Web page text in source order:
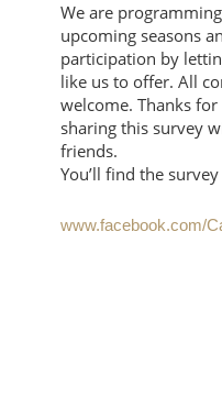
We are
upcoming seasons
participation by
like us to offer. All
welcome. Thanks
sharing this survey
friends.
You’ll find the
www.facebook.com/